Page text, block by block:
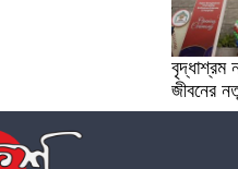
বৃদ্ধাশ্রম
জীবনের